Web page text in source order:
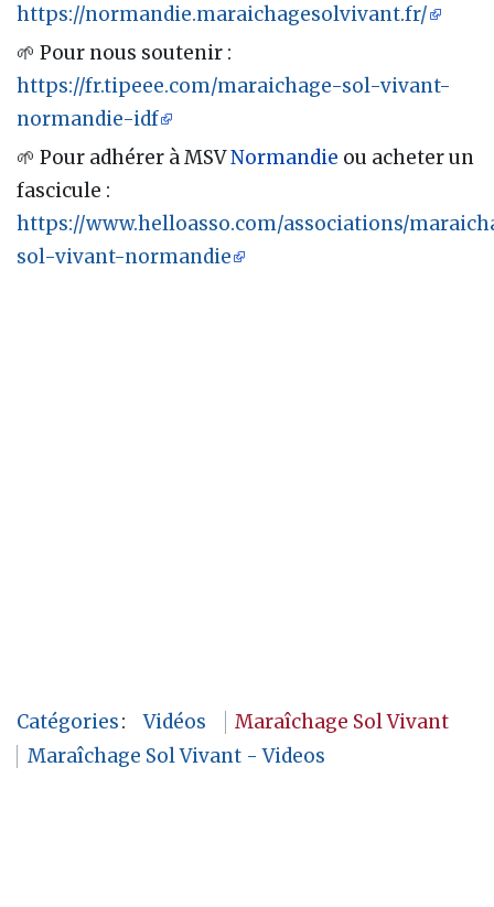
https://normandie.maraichagesolvivant.fr/
🌱 Pour nous soutenir :
https://fr.tipeee.com/maraichage-sol-vivant-
normandie-idf
🌱 Pour adhérer à MSVNormandie ou acheter un
fascicule :
https://www.helloasso.com/associations/
sol-vivant-normandie
Catégories: Vidéos
Maraîchage Sol Vivant
Maraîchage Sol Vivant - Videos